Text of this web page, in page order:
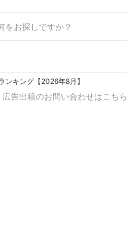
ンキング【2026年8月】
広告出稿のお問い合わせはこちら